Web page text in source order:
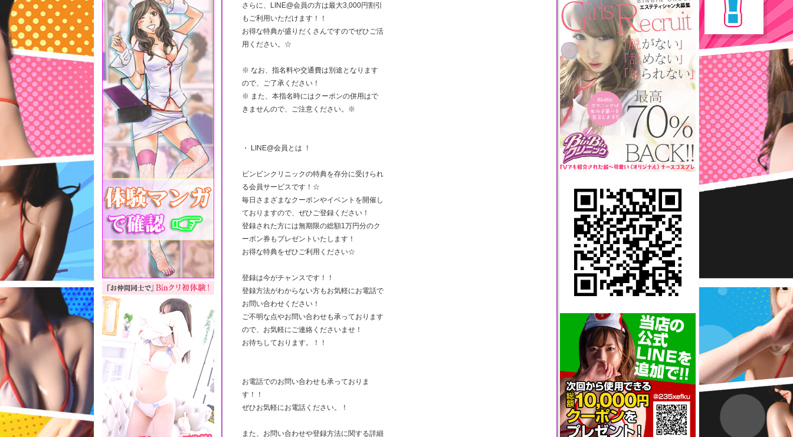
さらに、LINE@会員の方は最大3,000円割引
もご利用いただけます！！
お得な特典が盛りだくさんですのでぜひご活
用ください。☆
※ なお、指名料や交通費は別途となります
ので、ご了承ください！
※ また、本指名時にはクーポンの併用はで
きませんので、ご注意ください。※
・ LINE@会員とは ！
ビンビンクリニックの特典を存分に受けられ
る会員サービスです！☆
毎日さまざまなクーポンやイベントを開催し
ておりますので、ぜひご登録ください！
登録された方には無期限の総額1万円分のク
ーポン券もプレゼントいたします！
お得な特典をぜひご利用ください☆
登録は今がチャンスです！！
登録方法がわからない方もお気軽にお電話で
お問い合わせください！
ご不明な点やお問い合わせも承っております
ので、お気軽にご連絡くださいませ！
お待ちしております。！！
お電話でのお問い合わせも承っておりま
す！！
ぜひお気軽にお電話ください。！
また、お問い合わせや登録方法に関する詳細